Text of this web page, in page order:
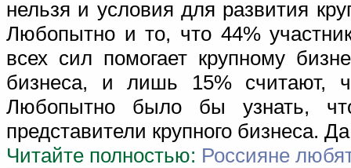
нельзя и условия для развития
Любопытно и то, что 44%
всех сил помогает крупному
бизнеса, и лишь 15% считают,
Любопытно было бы узнать,
представители крупного бизнеса.
Читайте полностью: Россияне